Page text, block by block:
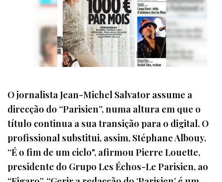
O jornalista Jean-Michel Salvator assume a
direcção do “Parisien”, numa altura em que o
título continua a sua transição para o digital. O
profissional substitui, assim, Stéphane Albouy.
“É o fim de um ciclo", afirmou Pierre Louette,
presidente do Grupo Les Échos-Le Parisien, ao